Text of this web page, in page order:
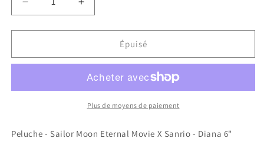
Réduire
la
quantité
Peluche
Moon
X
Augmenter
la
quantité
Peluche
Sailor
Moon
Eternal
X
Épuisé
Plus de moyens de paiement
Peluche - Sailor Moon Eternal Movie X Sanrio - Diana 6"